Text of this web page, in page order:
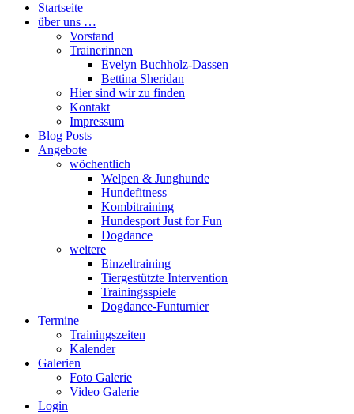
Startseite
über uns …
Vorstand
Trainerinnen
Evelyn Buchholz-Dassen
Bettina Sheridan
Hier sind wir zu finden
Kontakt
Impressum
Blog Posts
Angebote
wöchentlich
Welpen & Junghunde
Hundefitness
Kombitraining
Hundesport Just for Fun
Dogdance
weitere
Einzeltraining
Tiergestützte Intervention
Trainingsspiele
Dogdance-Funturnier
Termine
Trainingszeiten
Kalender
Galerien
Foto Galerie
Video Galerie
Login